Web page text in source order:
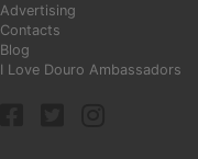
Advertising
Contacts
Blog
I Love Douro Ambassadors